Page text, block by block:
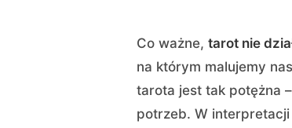
Co ważne, tarot nie
na którym malujemy
tarota jest tak potężna
potrzeb. W